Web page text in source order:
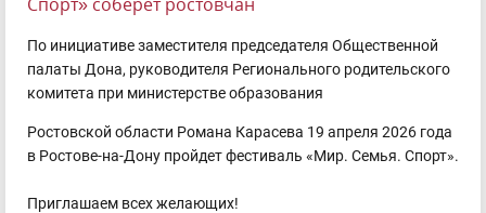
По инициативе заместителя председателя Общественной
палаты Дона, руководителя Регионального родительского
комитета при министерстве образования
Ростовской области Романа Карасева 19 апреля 2026 года
в Ростове-на-Дону пройдет фестиваль «Мир. Семья. Спорт».
Приглашаем всех желающих!